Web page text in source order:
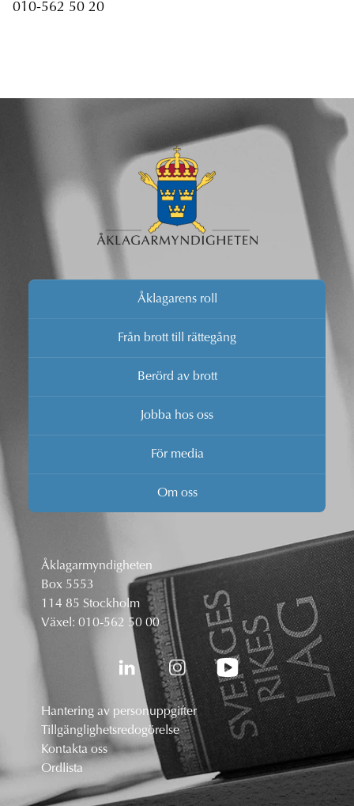
010-562 50 20
Åklagarens roll
Från brott till rättegång
Berörd av brott
Jobba hos oss
För media
Om oss
Åklagarmyndigheten
Box 5553
114 85 Stockholm
Växel: 010-562 50 00
Hantering av personuppgifter
Tillgänglighetsredogörelse
Kontakta oss
Ordlista